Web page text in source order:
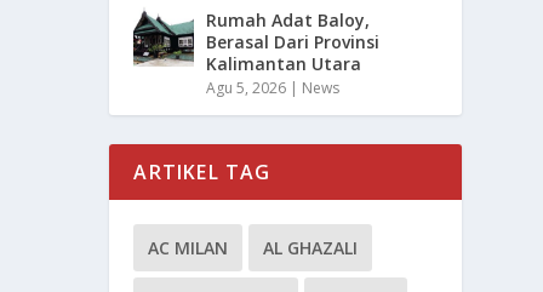
Rumah Adat Baloy,
Berasal Dari Provinsi
Kalimantan Utara
Agu 5, 2026 | News
ARTIKEL TAG
AC MILAN AL GHAZALI